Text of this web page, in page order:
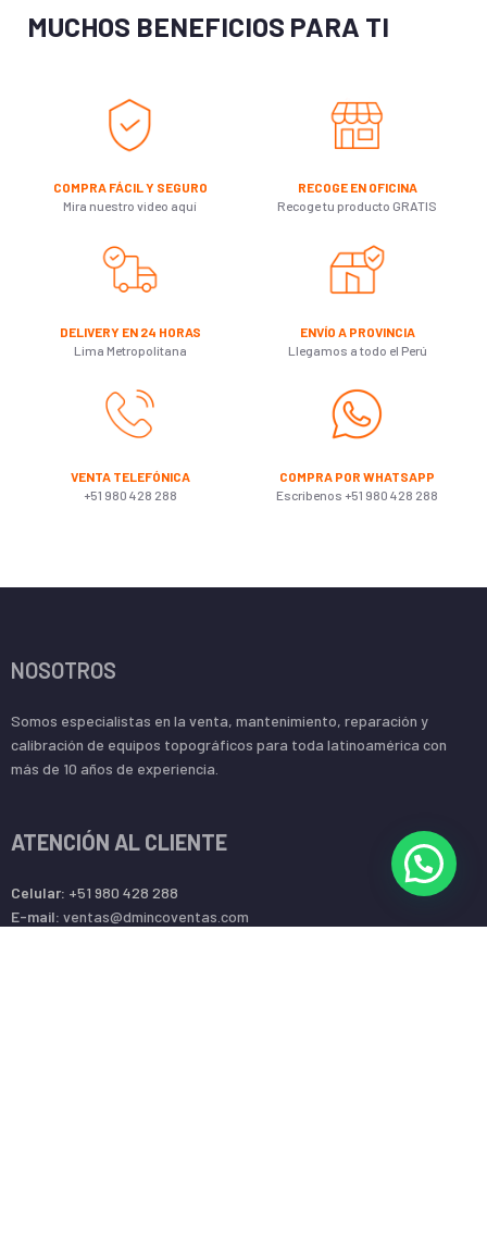
MUCHOS BENEFICIOS PARA TI
COMPRA FÁCIL Y SEGURO
Mira nuestro video aquí
RECOGE EN OFICINA
Recoge tu producto GRATIS
DELIVERY EN 24 HORAS
Lima Metropolitana
ENVÍO A PROVINCIA
Llegamos a todo el Perú
VENTA TELEFÓNICA
+51 980 428 288
COMPRA POR WHATSAPP
Escribenos +51 980 428 288
NOSOTROS
Somos especialistas en la venta, mantenimiento, reparación y
calibración de equipos topográficos para toda latinoamérica con
más de 10 años de experiencia.
ATENCIÓN AL CLIENTE
Celular: +51 980 428 288
E-mail: ventas@dmincoventas.com